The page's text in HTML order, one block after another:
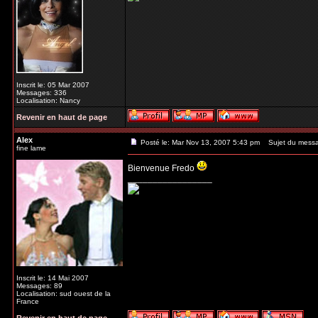
Inscrit le: 05 Mar 2007
Messages: 336
Localisation: Nancy
Revenir en haut de page
Alex
fine lame
Inscrit le: 14 Mai 2007
Messages: 89
Localisation: sud ouest de la
France
Posté le: Mar Nov 13, 2007 5:43 pm Sujet du
Bienvenue Fredo